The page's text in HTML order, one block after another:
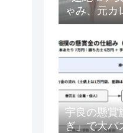
ゃみ、元カ
宇良の懸賞
ぎ」で大